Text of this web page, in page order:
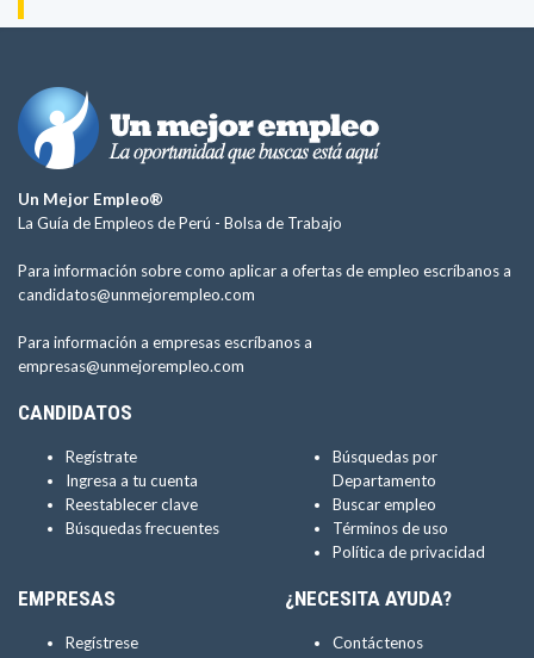
Un Mejor Empleo®
La Guía de Empleos de Perú - Bolsa de Trabajo
Para información sobre como aplicar a ofertas de empleo escríbanos a
candidatos@unmejorempleo.com
Para información a empresas escríbanos a
empresas@unmejorempleo.com
CANDIDATOS
Regístrate
Ingresa a tu cuenta
Reestablecer clave
Búsquedas frecuentes
Búsquedas por
Departamento
Buscar empleo
Términos de uso
Política de privacidad
EMPRESAS
Regístrese
¿NECESITA AYUDA?
Contáctenos